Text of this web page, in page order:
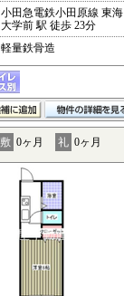
小田急電鉄小田原線 東海
大学前 駅 徒歩 23分
軽量鉄骨造
敷 0ヶ月 礼 0ヶ月